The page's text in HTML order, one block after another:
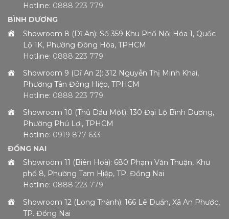
Hotline: 0888 223 779
BÌNH DƯƠNG
Showroom 8 (Dĩ An): Số 359 Khu Phố Nội Hóa 1, Quốc
Lộ 1K, Phường Đông Hòa, TPHCM
Hotline: 0888 223 779
Showroom 9 (Dĩ An 2): 312 Nguyễn Thị Minh Khai,
Phường Tân Đông Hiệp, TPHCM
Hotline: 0888 223 779
Showroom 10 (Thủ Dầu Một): 130 Đại Lộ Bình Dương,
Phường Phú Lợi, TPHCM
Hotline: 0919 877 633
ĐỒNG NAI
Showroom 11 (Biên Hoà): 680 Phạm Văn Thuận, Khu
phố 8, Phường Tam Hiệp, TP. Đồng Nai
Hotline: 0888 223 779
Showroom 12 (Long Thành): 166 Lê Duẩn, Xã An Phước,
TP. Đồng Nai